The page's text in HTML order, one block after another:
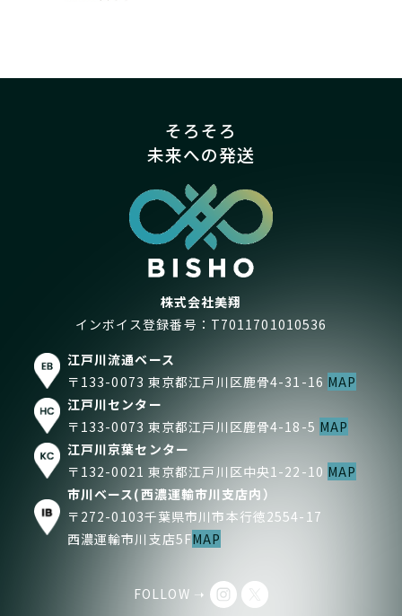
そろそろ
未来への発送
株式会社美翔
インボイス登録番号：T7011701010536
江戸川流通ベース
〒133-0073 東京都江戸川区鹿骨4-31-16 MAP
江戸川センター
〒133-0073 東京都江戸川区鹿骨4-18-5 MAP
江戸川京葉センター
〒132-0021 東京都江戸川区中央1-22-10 MAP
市川ベース(西濃運輸市川支店内）
〒272-0103千葉県市川市本行徳2554-17
西濃運輸市川支店5FMAP
FOLLOW ➝